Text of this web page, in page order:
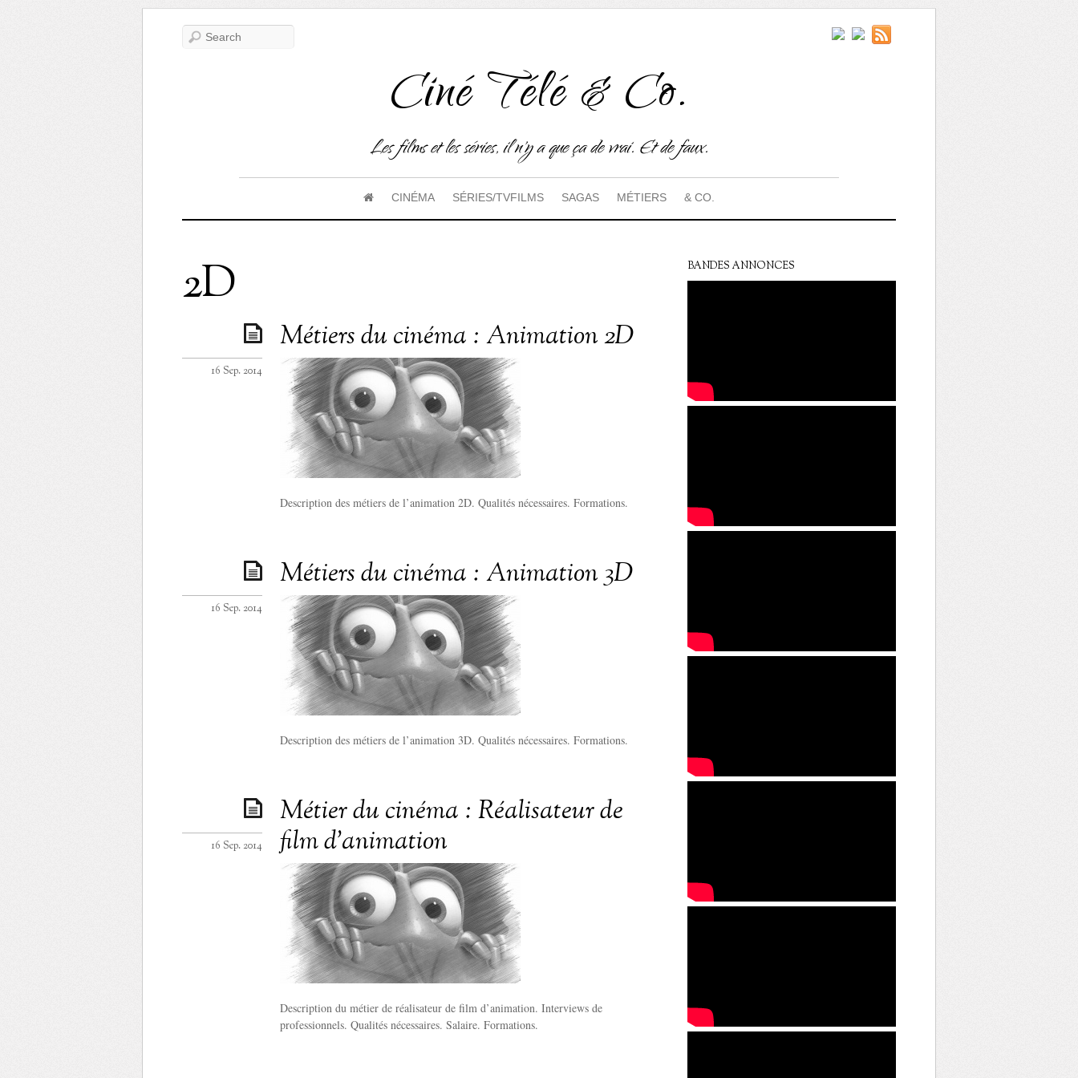
Ciné Télé & Co.
Les films et les séries, il n'y a que ça de vrai. Et de faux.
CINÉMA SÉRIES/TVFILMS SAGAS MÉTIERS & CO.
2D
Métiers du cinéma : Animation 2D
16 Sep. 2014
Description des métiers de l’animation 2D. Qualités nécessaires. Formations.
Métiers du cinéma : Animation 3D
16 Sep. 2014
Description des métiers de l’animation 3D. Qualités nécessaires. Formations.
Métier du cinéma : Réalisateur de
film d’animation
16 Sep. 2014
Description du métier de réalisateur de film d’animation. Interviews de
professionnels. Qualités nécessaires. Salaire. Formations.
BANDES ANNONCES